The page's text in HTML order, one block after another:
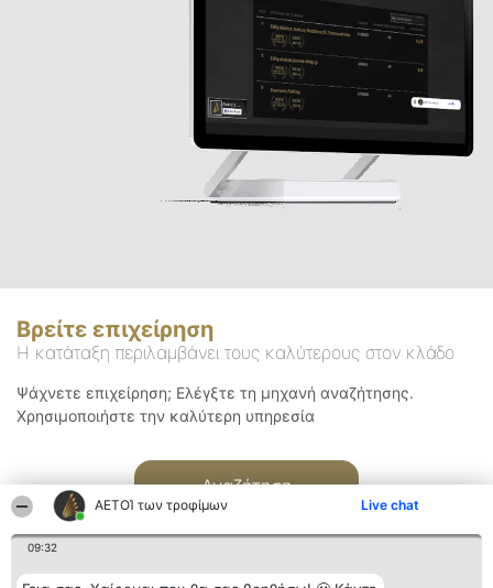
ΑΕΤΟΊ των τροφίμων Live chat
09:32
Βρείτε επιχείρηση
Η κατάταξη περιλαμβάνει τους καλύτερους στον κλάδο
Ψάχνετε επιχείρηση; Ελέγξτε τη μηχανή αναζήτησης.
Χρησιμοποιήστε την καλύτερη υπηρεσία
Αναζήτηση